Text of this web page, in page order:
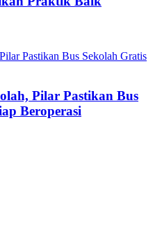
Pilar Pastikan Bus
Beroperasi